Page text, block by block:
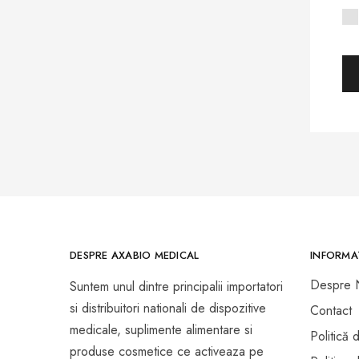
DESPRE AXABIO MEDICAL
Suntem unul dintre principalii importatori
si distribuitori nationali de dispozitive
medicale, suplimente alimentare si
produse cosmetice ce activeaza pe
Despre
Contact
Politică